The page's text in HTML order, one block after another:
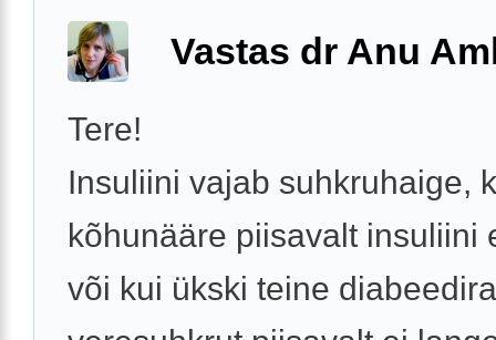
Vastas dr Anu
Tere!
Insuliini vajab suhkruhaige,
kõhunääre piisavalt insuliini
või kui ükski teine